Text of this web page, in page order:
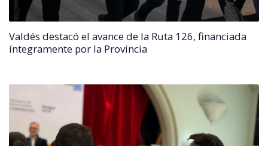
Valdés destacó el avance de la Ruta 126, financiada
íntegramente por la Provincia